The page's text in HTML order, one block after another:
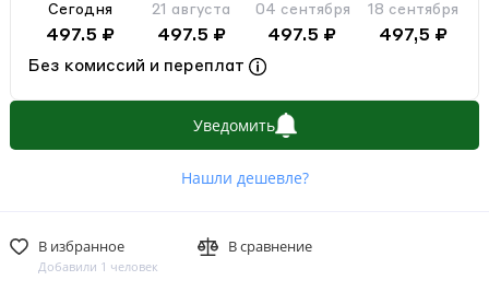
Сегодня
497.5 ₽
21 августа
497.5 ₽
04 сентября
497.5 ₽
18 сентября
497,5 ₽
Без комиссий и переплат
Уведомить
Нашли дешевле?
В избранное
Добавили 1 человек
В сравнение